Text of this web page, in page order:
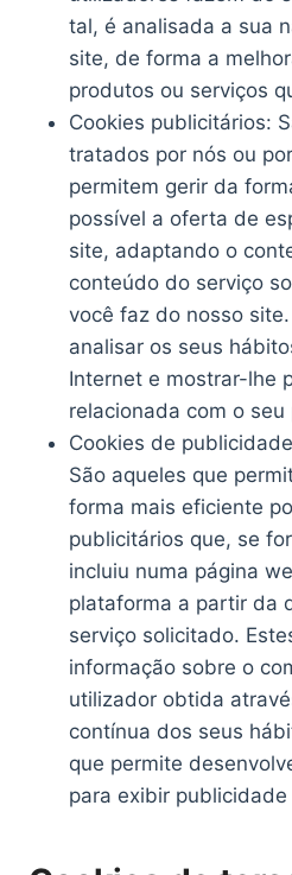
tal, é analisada a sua
site, de forma a
produtos ou serviços
Cookies publicitários:
tratados por nós ou
permitem gerir da
possível a oferta de
site, adaptando o
conteúdo do serviço
você faz do nosso
analisar os seus
Internet e mostrar-lhe
relacionada com o
Cookies de
São aqueles que
forma mais eficiente
publicitários que, se
incluiu numa página
plataforma a partir da
serviço solicitado.
informação sobre o
utilizador obtida
contínua dos seus
que permite
para exibir